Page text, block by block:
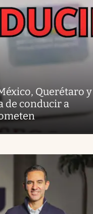
Querétaro y
de conducir a